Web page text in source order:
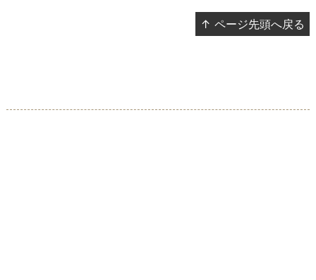
↑ ページ先頭へ戻る